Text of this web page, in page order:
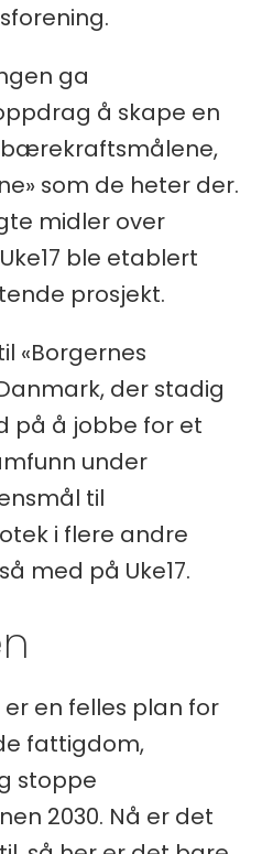
ga
å skape en
som de heter der.
midler over
ble etablert
prosjekt.
«Borgernes
der stadig
på å jobbe for et
under
til
i flere andre
med på Uke17.
er en felles plan for
fattigdom,
stoppe
2030. Nå er det